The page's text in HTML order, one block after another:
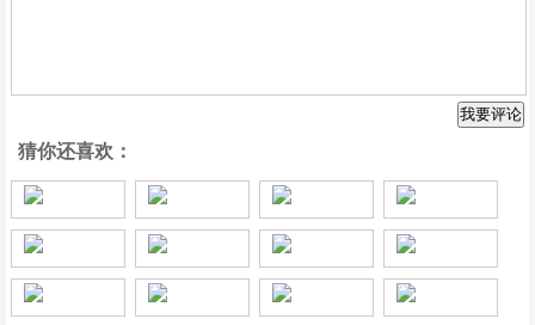
猜你还喜欢：